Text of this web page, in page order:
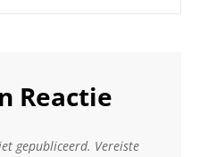
Reactie
gepubliceerd. Vereiste